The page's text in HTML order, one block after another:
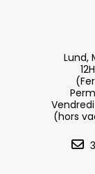
Lund,
Vendredi
(hors